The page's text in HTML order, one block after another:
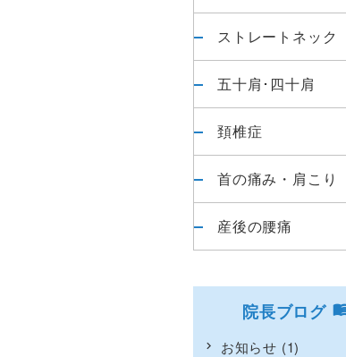
ストレートネック
五十肩･四十肩
頚椎症
首の痛み・肩こり
産後の腰痛
院長ブログ
お知らせ (1)